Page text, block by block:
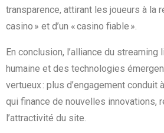
transparence, attirant les joueurs à la
casino » et d’un « casino fiable ».
En conclusion, l’alliance du streaming
humaine et des technologies
vertueux : plus d’engagement conduit
qui finance de nouvelles innovations,
l’attractivité du site.